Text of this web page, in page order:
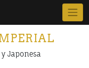
Japonesa